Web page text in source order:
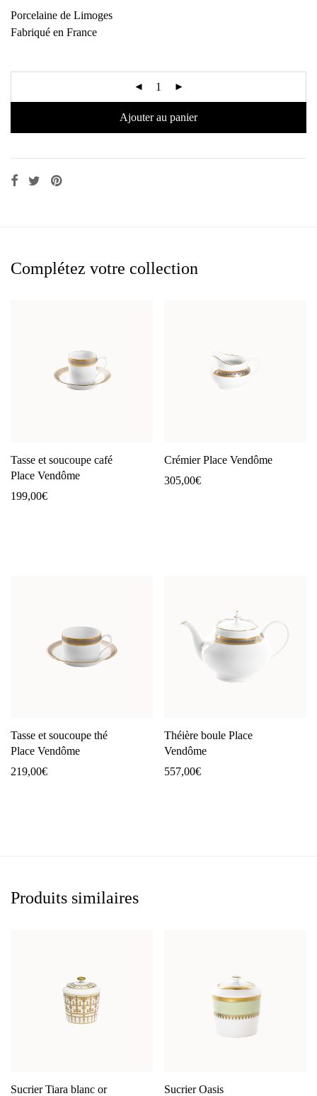
Porcelaine de Limoges
Fabriqué en France
Ajouter au panier
Complétez votre collection
Tasse et soucoupe café
Place Vendôme
199,00€
Crémier Place Vendôme
305,00€
Tasse et soucoupe thé
Place Vendôme
219,00€
Théière boule Place
Vendôme
557,00€
Produits similaires
Sucrier Tiara blanc or
Sucrier Oasis